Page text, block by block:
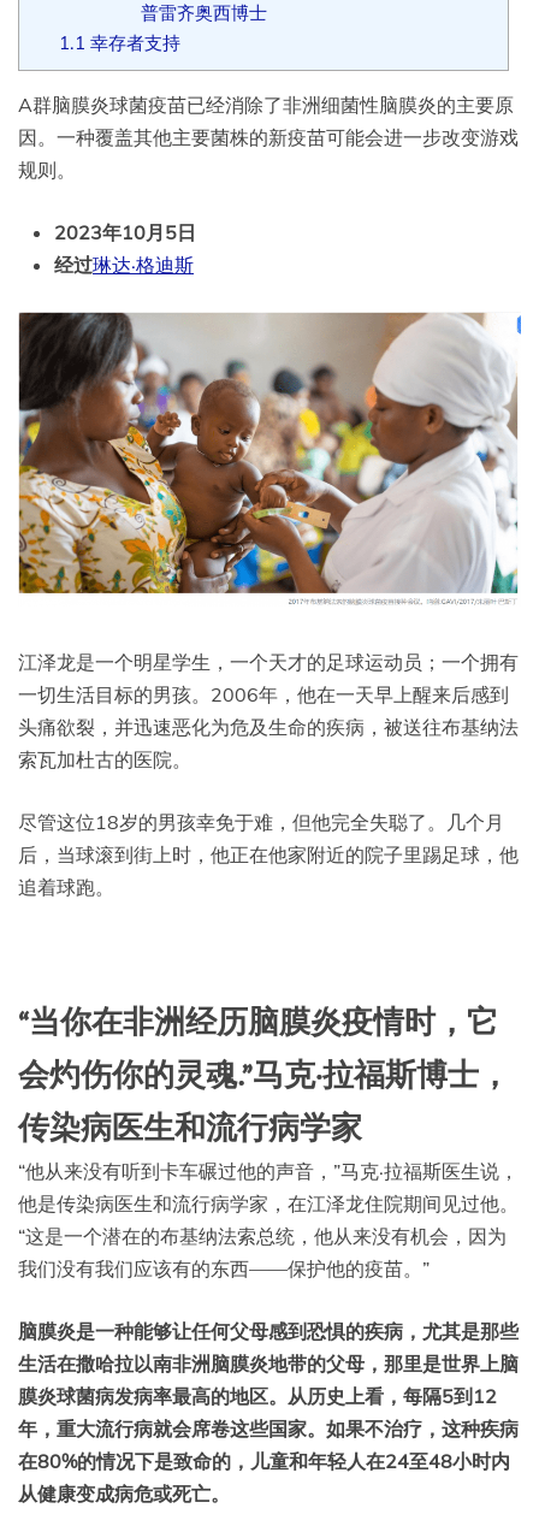
普雷齐奥西博士
1.1 幸存者支持
A群脑膜炎球菌疫苗已经消除了非洲细菌性脑膜炎的主要原
因。一种覆盖其他主要菌株的新疫苗可能会进一步改变游戏
规则。
2023年10月5日
经过琳达·格迪斯
江泽龙是一个明星学生，一个天才的足球运动员；一个拥有
一切生活目标的男孩。2006年，他在一天早上醒来后感到
头痛欲裂，并迅速恶化为危及生命的疾病，被送往布基纳法
索瓦加杜古的医院。
尽管这位18岁的男孩幸免于难，但他完全失聪了。几个月
后，当球滚到街上时，他正在他家附近的院子里踢足球，他
追着球跑。
“当你在非洲经历脑膜炎疫情时，它
会灼伤你的灵魂.”马克·拉福斯博士，
传染病医生和流行病学家
“他从来没有听到卡车碾过他的声音，”马克·拉福斯医生说，
他是传染病医生和流行病学家，在江泽龙住院期间见过他。
“这是一个潜在的布基纳法索总统，他从来没有机会，因为
我们没有我们应该有的东西——保护他的疫苗。”
脑膜炎是一种能够让任何父母感到恐惧的疾病，尤其是那些
生活在撒哈拉以南非洲脑膜炎地带的父母，那里是世界上脑
膜炎球菌病发病率最高的地区。从历史上看，每隔5到12
年，重大流行病就会席卷这些国家。如果不治疗，这种疾病
在80%的情况下是致命的，儿童和年轻人在24至48小时内
从健康变成病危或死亡。